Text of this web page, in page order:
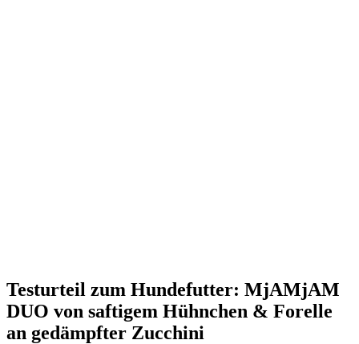
Testurteil zum Hundefutter: MjAMjAM
DUO von saftigem Hühnchen & Forelle
an gedämpfter Zucchini